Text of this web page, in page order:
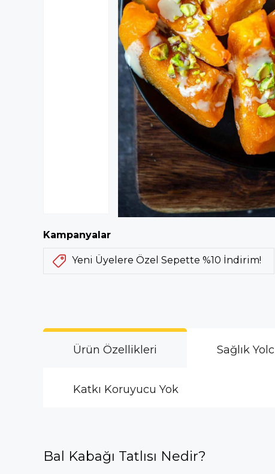
Kampanyalar
Yeni Üyelere Özel Sepette %10 İndirim!
Ürün Özellikleri Sağlık
Katkı Koruyucu Yok
Bal Kabağı Tatlısı Nedir?